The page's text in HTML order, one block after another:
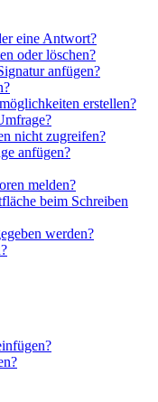
eine Antwort?
oder löschen?
anfügen?
erstellen?
nicht zugreifen?
anfügen?
melden?
beim Schreiben
werden?